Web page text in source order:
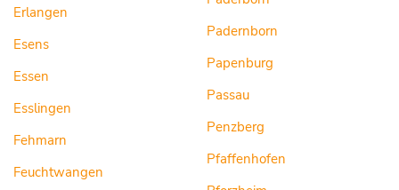
Erlangen
Esens
Essen
Esslingen
Fehmarn
Feuchtwangen
Padernborn
Papenburg
Passau
Penzberg
Pfaffenhofen